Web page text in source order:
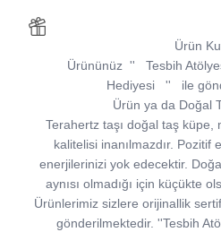
Ürün
Ürününüz '' Tesbih
Hediyesi
''
ile
Ürün ya da Doğal
Terahertz taşı doğal taş küpe,
kalitelisi inanılmazdır.
enerjilerinizi yok edecektir.
aynısı olmadığı için küçükte
Ürünlerimiz sizlere orijinallik
gönderilmektedir. ''Tesbih